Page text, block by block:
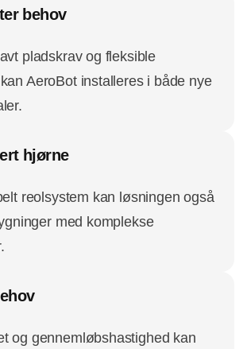
behov
pladskrav og fleksible
AeroBot installeres i både nye
hjørne
reolsystem kan løsningen også
med komplekse
og gennemløbshastighed kan